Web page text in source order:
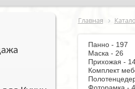
Главная
Панно -
Маска - 26
Прихожая -
Комплект